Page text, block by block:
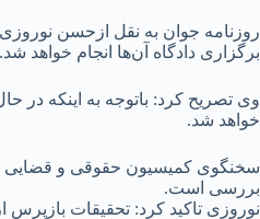
روزنامه جوان به نقل ازحسن
برگزاری دادگاه آن‌ها انجام خواهد شد.
خواهد شد.
سخنگوی کمیسیون حقوقی و قضایی
بررسی است.
نوروزی تاکید کرد: تحقیقات